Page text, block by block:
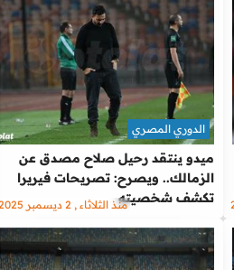
ميدو ينتقد رحيل صلاح مصدق عن
الزمالك.. ويصرح: تصريحات فيريرا
تكشف شخصيته
الدوري المصري
منذ الثلاثاء , 2 ديسمبر 2025